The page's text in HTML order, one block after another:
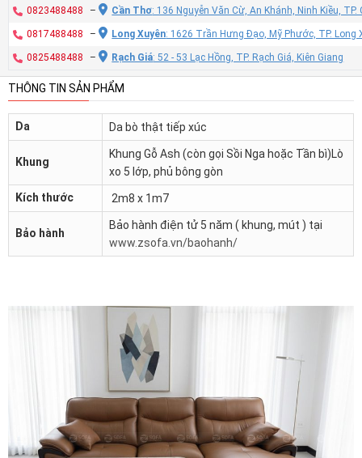
0823488488 – Cần Thơ: 136 Nguyễn Văn Cừ, An Khánh, Ninh Kiều,
0817488488 – Long Xuyên: 1626 Trần Hưng Đạo, Mỹ Phước, TP. Long
0825488488 – Rạch Giá: 52 - 53 Lạc Hồng, TP. Rạch Giá, Kiên Giang
THÔNG TIN SẢN PHẨM
Da Da bò thật tiếp xúc
Khung
Khung Gỗ Ash (còn gọi Sồi Nga hoặc Tần bì)Lò
xo 5 lớp, phủ bông gòn
Kích thước
2m8 x 1m7
Bảo hành
Bảo hành điện tử 5 năm ( khung, mút ) tại
www.zsofa.vn/baohanh/